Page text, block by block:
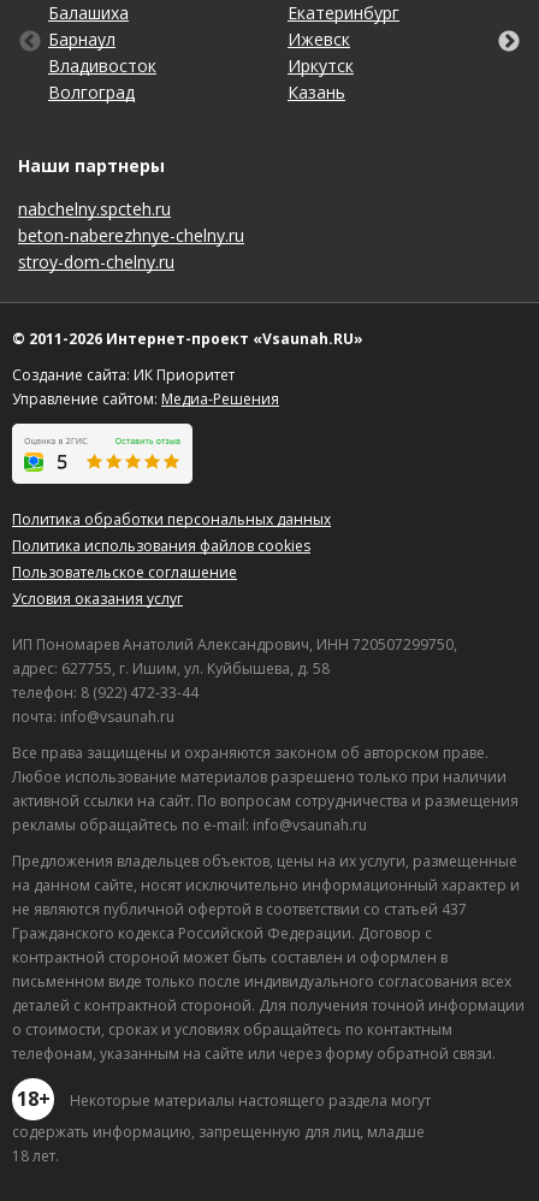
Балашиха
Барнаул
Владивосток
Волгоград
Екатеринбург
Ижевск
Иркутск
Казань
Кемерово
Киров
Краснодар
Красноярск
Махачкала
Москва
Нижний Новгород
Новосибирск
Оренбург
Пенза
Пермь
Ростов-на-Дону
Самара
Санкт-Петербург
Саратов
Ставрополь
Томск
Тула
Тюмень
Ульяновск
Хабаровск
Чебоксары
Челябинск
Ярославль
Наши партнеры
nabchelny.spcteh.ru
beton-naberezhnye-chelny.ru
stroy-dom-chelny.ru
© 2011-2026 Интернет-проект «Vsaunah.RU»
Создание сайта: ИК Приоритет
Управление сайтом: Медиа-Решения
Политика обработки персональных данных
Политика использования файлов cookies
Пользовательское соглашение
Условия оказания услуг
ИП Пономарев Анатолий Александрович, ИНН 720507299750,
адрес: 627755, г. Ишим, ул. Куйбышева, д. 58
телефон: 8 (922) 472-33-44
почта: info@vsaunah.ru
Все права защищены и охраняются законом об авторском праве.
Любое использование материалов разрешено только при наличии
активной ссылки на сайт. По вопросам сотрудничества и размещения
рекламы обращайтесь по e-mail: info@vsaunah.ru
Предложения владельцев объектов, цены на их услуги, размещенные
на данном сайте, носят исключительно информационный характер и
не являются публичной офертой в соответствии со статьей 437
Гражданского кодекса Российской Федерации. Договор с
контрактной стороной может быть составлен и оформлен в
письменном виде только после индивидуального согласования всех
деталей с контрактной стороной. Для получения точной информации
о стоимости, сроках и условиях обращайтесь по контактным
телефонам, указанным на сайте или через форму обратной связи.
18+
Некоторые материалы настоящего раздела могут
содержать информацию, запрещенную для лиц, младше
18 лет.